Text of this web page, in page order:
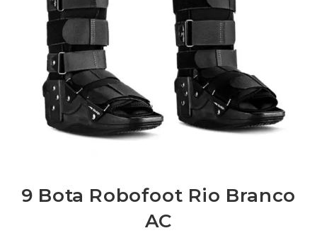
9 Bota Robofoot Rio Branco
AC